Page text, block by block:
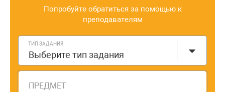
Попробуйте обратиться за помощью к
преподавателям
ТИП ЗАДАНИЯ
Выберите тип задания
ПРЕДМЕТ